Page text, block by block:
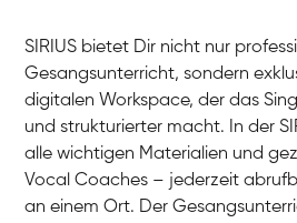
SIRIUS bietet Dir nicht nur
Gesangsunterricht, sondern
digitalen Workspace, der das
und strukturierter macht. In der
alle wichtigen Materialien und
Vocal Coaches – jederzeit
an einem Ort. Der